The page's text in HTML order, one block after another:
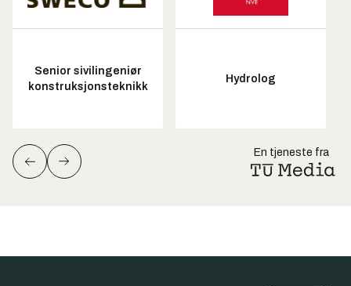
Senior sivilingeniør
konstruksjonsteknikk
Hydrolog
En tjeneste fra